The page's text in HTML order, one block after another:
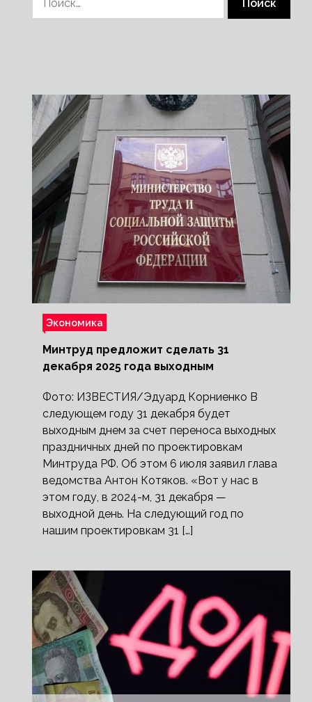
Экономика
Минтруд предложит сделать 31
декабря 2025 года выходным
Фото: ИЗВЕСТИЯ/Эдуард Корниенко В
следующем году 31 декабря будет
выходным днем за счет переноса выходных
праздничных дней по проектировкам
Минтруда РФ. Об этом 6 июля заявил глава
ведомства Антон Котяков. «Вот у нас в
этом году, в 2024-м, 31 декабря —
выходной день. На следующий год по
нашим проектировкам 31 […]